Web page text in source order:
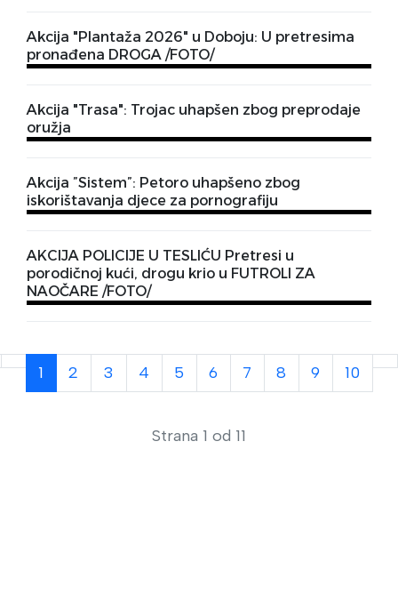
Akcija "Plantaža 2026" u Doboju: U pretresima
pronađena DROGA /FOTO/
Akcija "Trasa": Trojac uhapšen zbog preprodaje
oružja
Akcija ”Sistem”: Petoro uhapšeno zbog
iskorištavanja djece za pornografiju
AKCIJA POLICIJE U TESLIĆU Pretresi u
porodičnoj kući, drogu krio u FUTROLI ZA
NAOČARE /FOTO/
1 2 3 4 5 6 7 8 9 10
Strana 1 od 11